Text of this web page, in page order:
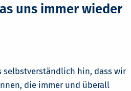
uns immer wieder
selbstverständlich hin, dass wir
die immer und überall